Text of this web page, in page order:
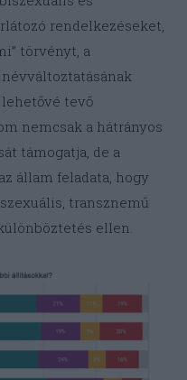
rendelkezéseket,
törvényt, a
tevő
nemcsak a hátrányos
támogatja, de a
állam feladata, hogy
transznemű
ellen.